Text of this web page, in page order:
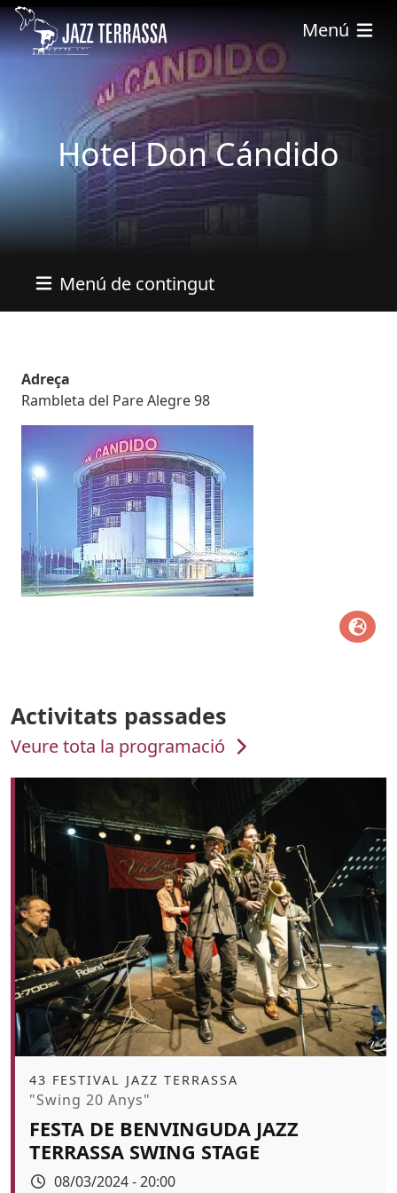
Vés al contingut
Menú
Hotel Don Cándido
Menú de contingut
Adreça
Rambleta del Pare Alegre 98
Activitats passades
Veure tota la programació
Àmbit
43 FESTIVAL JAZZ TERRASSA
Promoció
"Swing 20 Anys"
FESTA DE BENVINGUDA JAZZ
TERRASSA SWING STAGE
Data
08/03/2024 - 20:00